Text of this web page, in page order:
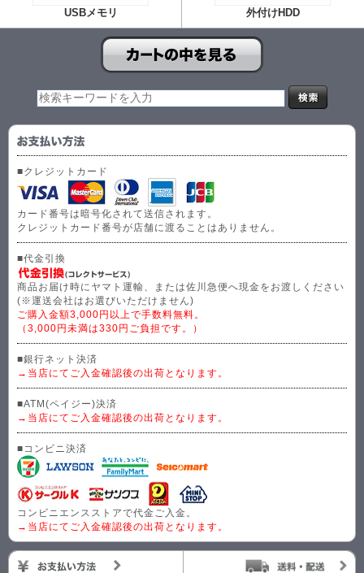
USBメモリ 外付けHDD
■クレジットカード
カード番号は暗号化されて送信されます。
クレジットカード番号が店舗に渡ることはありません。
■代金引換
商品お届け時にヤマト運輸、または佐川急便へ現金をお渡しください
(※運送会社はお選びいただけません)
ご購入金額3,000円以上で手数料無料。
（3,000円未満は330円ご負担です。）
■銀行ネット決済
→当店にてご入金確認後の出荷となります。
■ATM(ペイジー)決済
→当店にてご入金確認後の出荷となります。
■コンビニ決済
コンビニエンスストアで代金ご入金。
→当店にてご入金確認後の出荷となります。